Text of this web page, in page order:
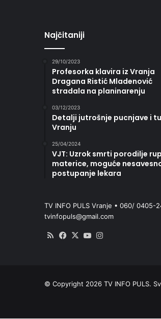
Najčitaniji
29/10/2023
Profesorka klavira iz Vranja
Dragana Ristić Mladenović
stradala na planinarenju
03/12/2023
Detalji jutrošnje pucnjave i
Vranju
25/04/2024
VJT: Uzrok smrti porodilje
materice, moguće
postupanje lekara
TV INFO PULS Vranje • 060/ 0405-
tvinfopuls@gmail.com
RSS Facebook
X YouTube
© Copyright 2026 TV INFO PULS.